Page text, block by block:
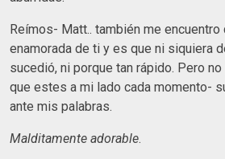
Reímos- Matt.. también me
enamorada de ti y es que ni siquiera
sucedió, ni porque tan rápido. Pero
que estes a mi lado cada momento-
ante mis palabras.
Malditamente adorable.